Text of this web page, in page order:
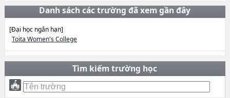
Danh sách các trường đã xem gần đây
[Đại học ngắn hạn]
Toita Women's College
Tìm kiếm trường học